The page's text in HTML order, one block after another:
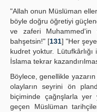
"Allah onun Müslüman
böyle doğru öğretiyi
ve zaferi Muhammed'in
bahşetsin!" [131] "Her
kudret yoktur.
İslama tekrar
Böylece, genellikle yazarın
olayların seyrini ön
biçiminde çağnşlarla
geçen Müslüman